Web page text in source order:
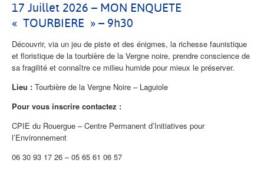
17 Juillet 2026 – MON ENQUETE
« TOURBIERE » – 9h30
Découvrir, via un jeu de piste et des énigmes, la richesse faunistique
et floristique de la tourbière de la Vergne noire, prendre conscience de
sa fragilité et connaître ce milieu humide pour mieux le préserver.
Lieu : Tourbière de la Vergne Noire – Laguiole
Pour vous inscrire contactez :
CPIE du Rouergue – Centre Permanent d’Initiatives pour
l’Environnement
06 30 93 17 26 – 05 65 61 06 57